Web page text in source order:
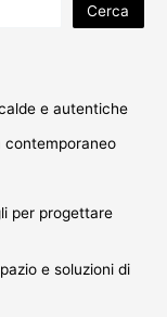
Cerca
e autentiche
contemporaneo
per progettare
e soluzioni di